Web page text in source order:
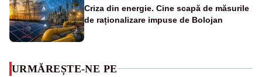
Criza din energie. Cine scapă de măsurile
de raționalizare impuse de Bolojan
URMĂREȘTE-NE PE